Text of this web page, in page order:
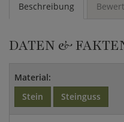
Beschreibung
DATEN &
Material:
Stein
Steinguss